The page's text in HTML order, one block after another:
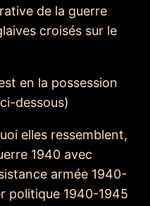
de la guerre
croisés sur le
en la possession
dessous)
elles ressemblent,
1940 avec
armée 1940-
politique 1940-1945